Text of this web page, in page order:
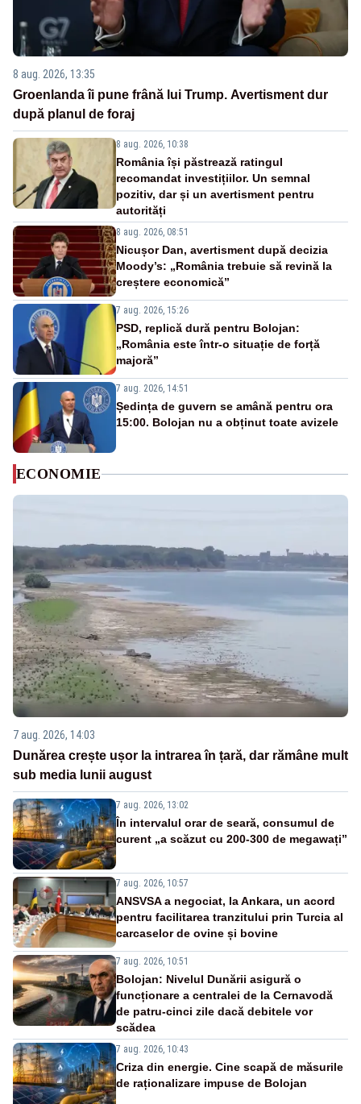
8 aug. 2026, 13:35
Groenlanda îi pune frână lui Trump. Avertisment dur
după planul de foraj
8 aug. 2026, 10:38
România își păstrează ratingul
recomandat investițiilor. Un semnal
pozitiv, dar și un avertisment pentru
autorități
8 aug. 2026, 08:51
Nicușor Dan, avertisment după decizia
Moody’s: „România trebuie să revină la
creștere economică”
7 aug. 2026, 15:26
PSD, replică dură pentru Bolojan:
„România este într-o situație de forță
majoră”
7 aug. 2026, 14:51
Ședința de guvern se amână pentru ora
15:00. Bolojan nu a obținut toate avizele
ECONOMIE
7 aug. 2026, 14:03
Dunărea crește ușor la intrarea în țară, dar rămâne mult
sub media lunii august
7 aug. 2026, 13:02
În intervalul orar de seară, consumul de
curent „a scăzut cu 200-300 de megawați”
7 aug. 2026, 10:57
ANSVSA a negociat, la Ankara, un acord
pentru facilitarea tranzitului prin Turcia al
carcaselor de ovine și bovine
7 aug. 2026, 10:51
Bolojan: Nivelul Dunării asigură o
funcționare a centralei de la Cernavodă
de patru-cinci zile dacă debitele vor
scădea
7 aug. 2026, 10:43
Criza din energie. Cine scapă de măsurile
de raționalizare impuse de Bolojan